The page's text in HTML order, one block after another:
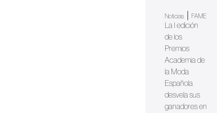
Noticias |FAME
La I edición
de los
Premios
Academia de
la Moda
Española
desvela sus
ganadores en